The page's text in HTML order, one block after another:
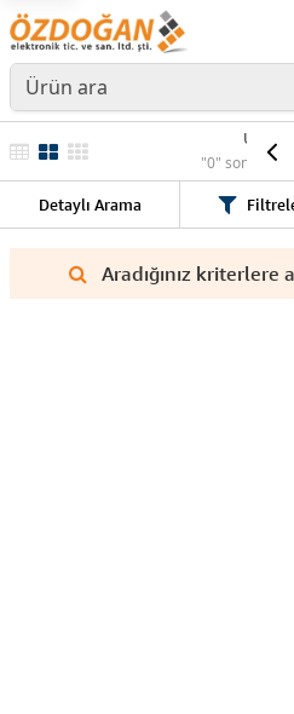
"0" sonuç
Detaylı Arama
Aradığınız kriterlere